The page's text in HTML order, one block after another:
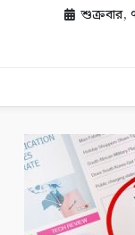
শুক্রবার,